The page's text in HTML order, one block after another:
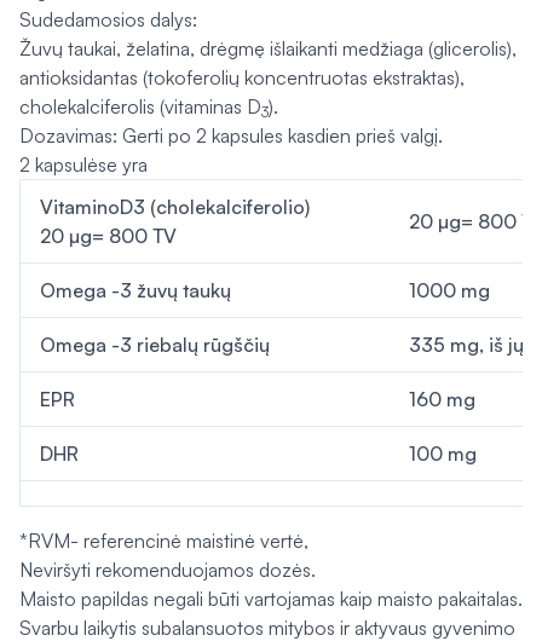
Sudedamosios dalys:
Žuvų taukai, želatina, drėgmę išlaikanti medžiaga (glicerolis),
antioksidantas (tokoferolių koncentruotas ekstraktas),
cholekalciferolis (vitaminas D3).
Dozavimas: Gerti po 2 kapsules kasdien prieš valgį.
2 kapsulėse yra
VitaminoD3 (cholekalciferolio)
20 µg= 800 TV
20 µg= 800
Omega -3 žuvų taukų 1000 mg
Omega -3 riebalų rūgščių 335 mg, iš jų
EPR 160 mg
DHR 100 mg
*RVM- referencinė maistinė vertė,
Neviršyti rekomenduojamos dozės.
Maisto papildas negali būti vartojamas kaip maisto pakaitalas.
Svarbu laikytis subalansuotos mitybos ir aktyvaus gyvenimo